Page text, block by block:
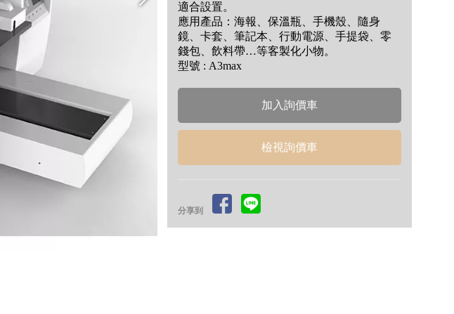
適合設置。
應用產品：海報、保溫瓶、手機殼、隨身
鏡、卡套、筆記本、行動電源、手提袋、零
錢包、飲料帶…等客製化小物。
型號 : A3max
檢視詢價車
分享到